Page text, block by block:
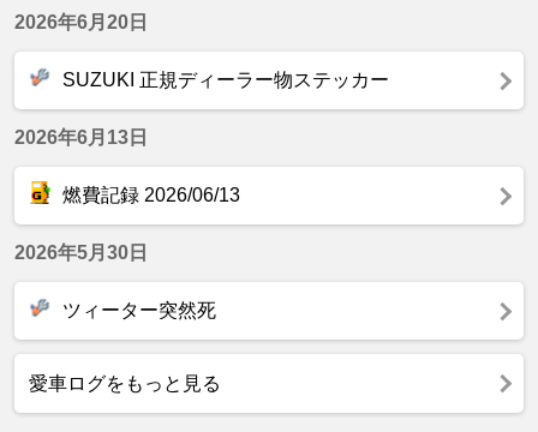
2026年6月20日
SUZUKI 正規ディーラー物ステッカー
2026年6月13日
燃費記録 2026/06/13
2026年5月30日
ツィーター突然死
愛車ログをもっと見る